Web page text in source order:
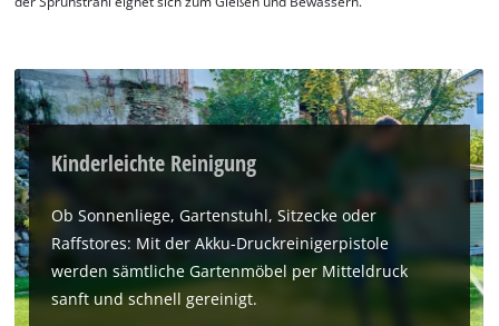
the site with their CMP to add this content
to the list of technologies used.
Usercentrics Consent
Management Platform
Kinderleichte Reinigung
Ob Sonnenliege, Gartenstuhl, Sitzecke oder
Raffstores: Mit der Akku-Druckreinigerpistole
werden sämtliche Gartenmöbel per Mitteldruck
sanft und schnell gereinigt.